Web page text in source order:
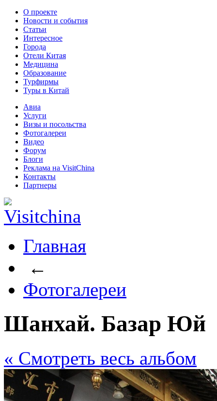
О проекте
Новости и события
Статьи
Интересное
Города
Отели Китая
Медицина
Образование
Турфирмы
Туры в Китай
Авиа
Услуги
Визы и посольства
Фотогалереи
Видео
Форум
Блоги
Реклама на VisitChina
Контакты
Партнеры
Главная
←
Фотогалереи
Шанхай. Базар Юй
« Cмотреть весь альбом